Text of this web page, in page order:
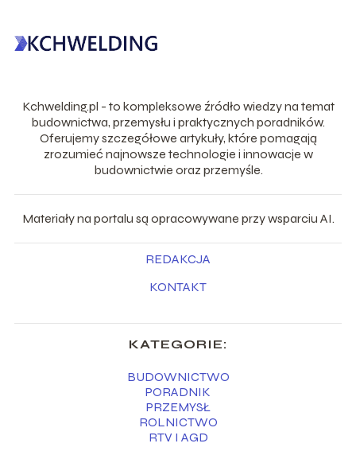
Kchwelding.pl - to kompleksowe źródło wiedzy na temat
budownictwa, przemysłu i praktycznych poradników.
Oferujemy szczegółowe artykuły, które pomagają
zrozumieć najnowsze technologie i innowacje w
budownictwie oraz przemyśle.
Materiały na portalu są opracowywane przy wsparciu AI.
REDAKCJA
KONTAKT
KATEGORIE:
BUDOWNICTWO
PORADNIK
PRZEMYSŁ
ROLNICTWO
RTV I AGD